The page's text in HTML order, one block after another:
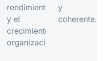
rendimiento
y el
crecimiento
organizacional.
y
coherente.